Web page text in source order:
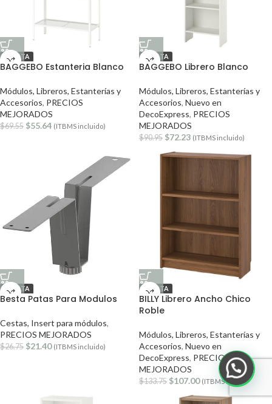
OFERTA
BAGGEBO Estanteria Blanco
Módulos, Libreros, Estanterías y
Accesorios, PRECIOS
MEJORADOS
$69.55 $55.64 (ITBMS incluido)
OFERTA
BAGGEBO Librero Blanco
Módulos, Libreros, Estanterías y
Accesorios, Nuevo en
DecoExpress, PRECIOS
MEJORADOS
$90.95 $72.23 (ITBMS incluido)
OFERTA
Besta Patas Para Modulos
Cestas, Insert para módulos,
PRECIOS MEJORADOS
$26.75 $21.40 (ITBMS incluido)
OFERTA
BILLY Librero Ancho Chico
Roble
Módulos, Libreros, Estanterías y
Accesorios, Nuevo en
DecoExpress, PRECIOS
MEJORADOS
$133.75 $107.00 (ITBMS incluido)